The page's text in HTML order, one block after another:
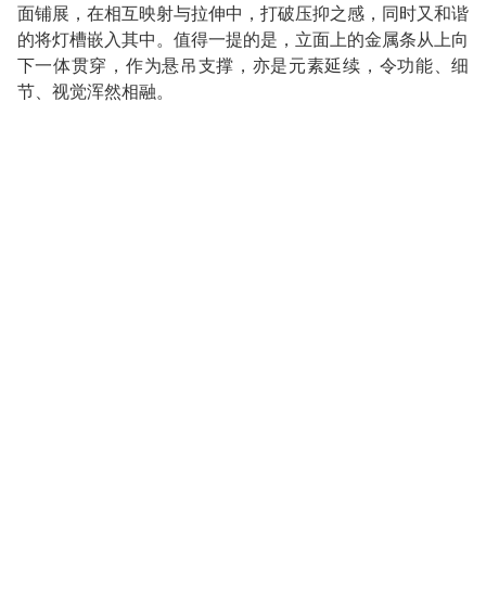
面铺展，在相互映射与拉伸中，打破压抑之感，同时又和谐
的将灯槽嵌入其中。值得一提的是，立面上的金属条从上向
下一体贯穿，作为悬吊支撑，亦是元素延续，令功能、细
节、视觉浑然相融。